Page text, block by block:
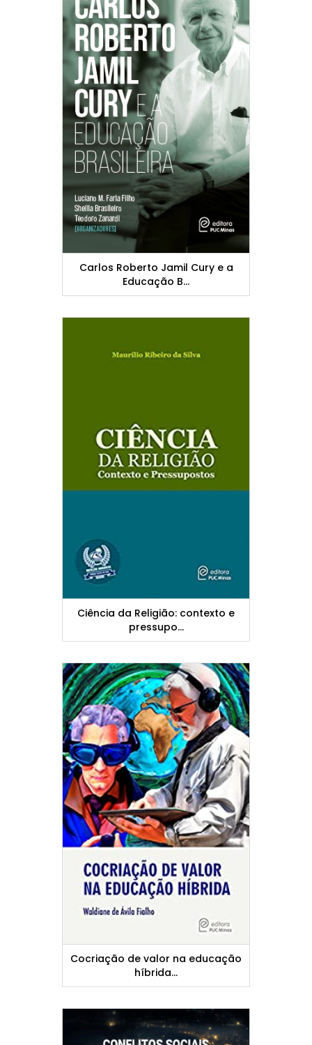
Carlos Roberto Jamil Cury e a
Educação B...
Ciência da Religião: contexto e
pressupo...
Cocriação de valor na educação
híbrida...